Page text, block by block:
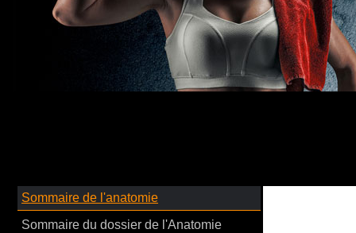
Sommaire de l'anatomie
Sommaire du dossier de l'Anatomie